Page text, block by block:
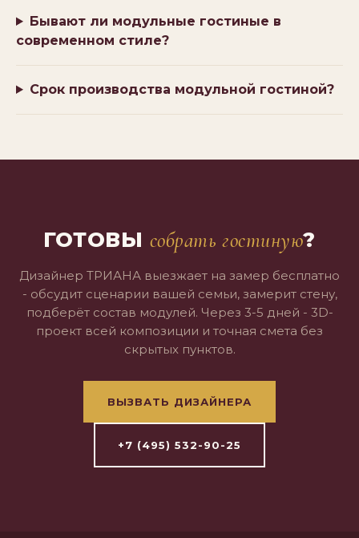
Бывают ли модульные гостиные в
современном стиле?
Срок производства модульной гостиной?
ГОТОВЫ собрать гостиную?
Дизайнер ТРИАНА выезжает на замер бесплатно
- обсудит сценарии вашей семьи, замерит стену,
подберёт состав модулей. Через 3-5 дней - 3D-
проект всей композиции и точная смета без
скрытых пунктов.
ВЫЗВАТЬ ДИЗАЙНЕРА
+7 (495) 532-90-25